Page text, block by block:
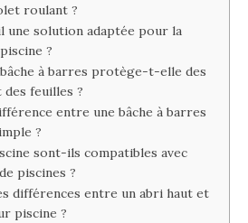
roulant ?
une solution adaptée pour la
?
à barres protège-t-elle des
feuilles ?
entre une bâche à barres
?
sont-ils compatibles avec
piscines ?
différences entre un abri haut et
piscine ?